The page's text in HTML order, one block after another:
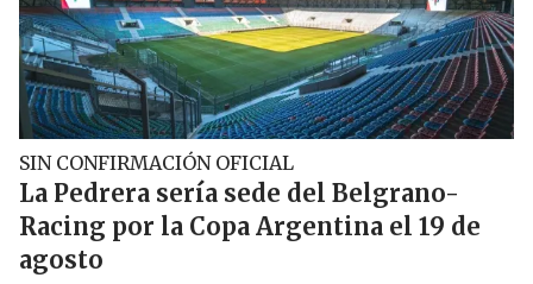
SIN CONFIRMACIÓN OFICIAL
La Pedrera sería sede del Belgrano-
Racing por la Copa Argentina el 19 de
agosto